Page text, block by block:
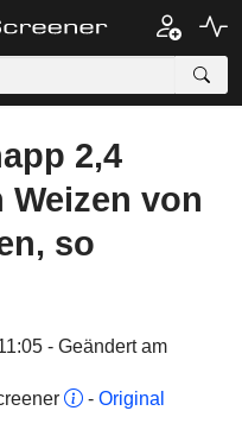
2,4
von
so
- Geändert am
- Original